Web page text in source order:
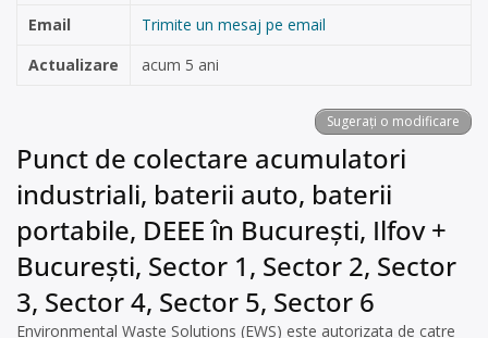
Email
Trimite un mesaj pe email
Actualizare
acum 5 ani
Sugerați o modificare
Punct de colectare acumulatori
industriali, baterii auto, baterii
portabile, DEEE în București, Ilfov +
București, Sector 1, Sector 2, Sector
3, Sector 4, Sector 5, Sector 6
Environmental Waste Solutions (EWS) este autorizata de catre